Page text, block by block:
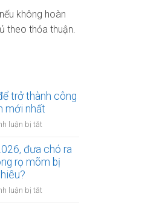
không hoàn
theo thỏa thuận.
trở thành công
mới nhất
luận bị tắt
kiện
để
công
đưa chó ra
rọ mõm bị
luận bị tắt